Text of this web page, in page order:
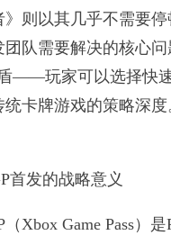
》则以其几乎不需要
队需要解决的核心
——玩家可以选择快
卡牌游戏的策略深度
发的战略意义
Game Pass）是